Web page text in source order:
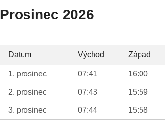
Prosinec 2026
Datum Východ Západ
1. prosinec 07:41 16:00
2. prosinec 07:43 15:59
3. prosinec 07:44 15:58